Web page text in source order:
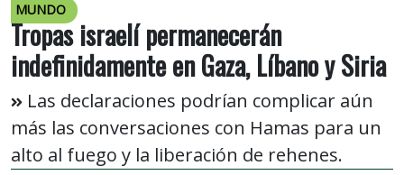
MUNDO
Tropas israelí permanecerán
indefinidamente en Gaza, Líbano y Siria
Las declaraciones podrían complicar aún
más las conversaciones con Hamas para un
alto al fuego y la liberación de rehenes.